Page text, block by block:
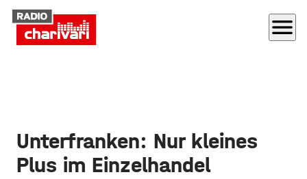
menu
Unterfranken: Nur kleines
Plus im Einzelhandel